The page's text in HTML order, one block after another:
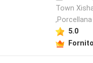
Town
,Porcellana
5.0